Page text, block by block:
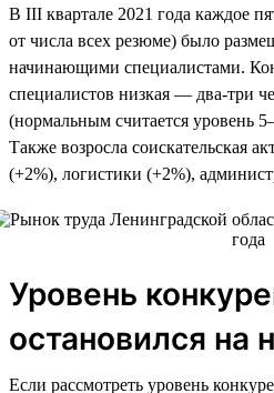
В III квартале 2021 года каждое
от числа всех резюме) было
начинающими специалистами.
специалистов низкая — два-три
(нормальным считается уровень
Также возросла соискательская
(+2%), логистики (+2%),
Уровень
остановился на
Если рассмотреть уровень